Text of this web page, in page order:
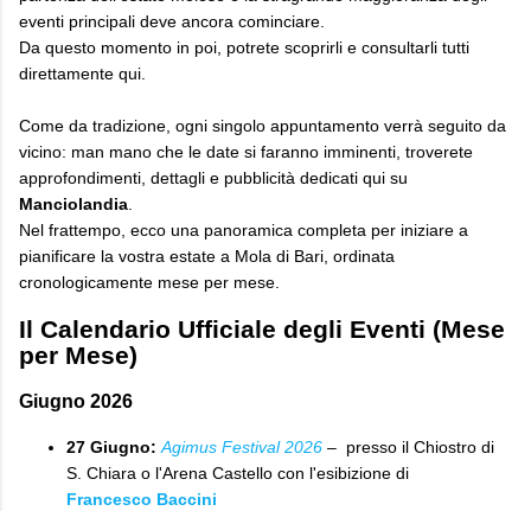
eventi principali deve ancora cominciare.
Da questo momento in poi, potrete scoprirli e consultarli tutti
direttamente qui.
Come da tradizione, ogni singolo appuntamento verrà seguito da
vicino: man mano che le date si faranno imminenti, troverete
approfondimenti, dettagli e pubblicità dedicati qui su
Manciolandia.
Nel frattempo, ecco una panoramica completa per iniziare a
pianificare la vostra estate a Mola di Bari, ordinata
cronologicamente mese per mese.
​Il Calendario Ufficiale degli Eventi (Mese
per Mese)
​Giugno 2026
27 Giugno: Agimus Festival 2026 – presso il Chiostro di
S. Chiara o l'Arena Castello con l'esibizione di
Francesco Baccini